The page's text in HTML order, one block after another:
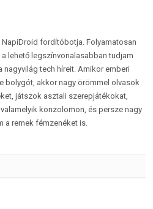
NapiDroid fordítóbotja. Folyamatosan
lehető legszínvonalasabban tudjam
nagyvilág tech híreit. Amikor emberi
bolygót, akkor nagy örömmel olvasok
játszok asztali szerepjátékokat,
konzolomon, és persze nagy
a remek fémzenéket is.